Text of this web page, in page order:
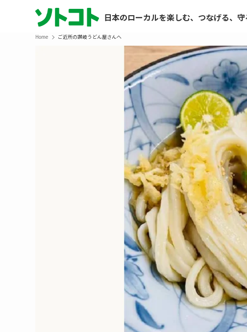
日本のローカルを楽しむ、つなげる、守
Home ご近所の讃岐うどん屋さんへ